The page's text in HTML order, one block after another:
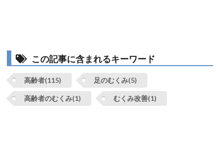
この記事に含まれるキーワード
高齢者(115) 足のむくみ(5)
高齢者のむくみ(1) むくみ改善(1)